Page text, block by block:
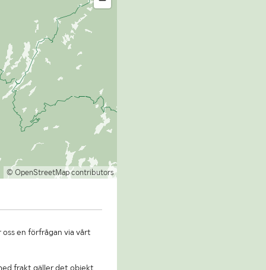
© OpenStreetMap contributors
en förfrågan via vårt
frakt gäller det objekt